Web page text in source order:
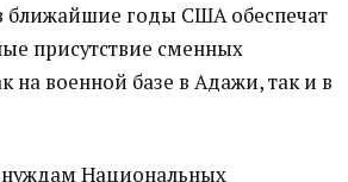
ближайшие годы США обеспечат
присутствие сменных
на военной базе в Адажи, так и в
нуждам Национальных